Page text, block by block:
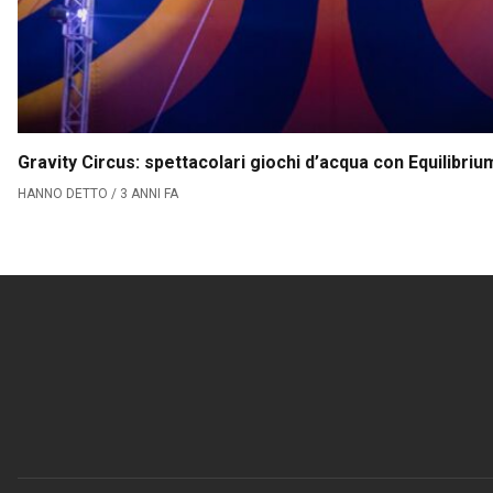
Gravity Circus: spettacolari giochi d’acqua con
HANNO DETTO / 3 ANNI FA